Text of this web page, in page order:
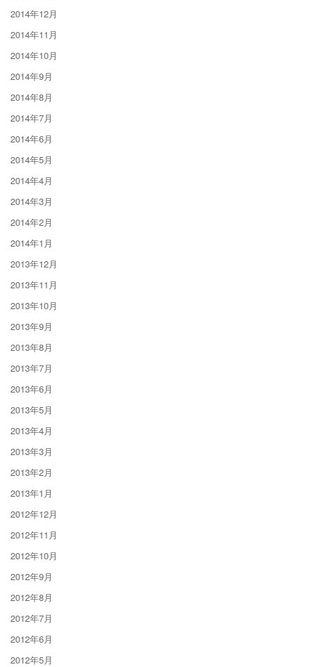
2014年12月
2014年11月
2014年10月
2014年9月
2014年8月
2014年7月
2014年6月
2014年5月
2014年4月
2014年3月
2014年2月
2014年1月
2013年12月
2013年11月
2013年10月
2013年9月
2013年8月
2013年7月
2013年6月
2013年5月
2013年4月
2013年3月
2013年2月
2013年1月
2012年12月
2012年11月
2012年10月
2012年9月
2012年8月
2012年7月
2012年6月
2012年5月